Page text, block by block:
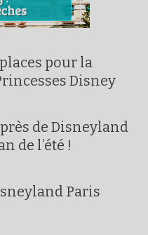
pour la
Disney
de Disneyland
de l’été !
Paris